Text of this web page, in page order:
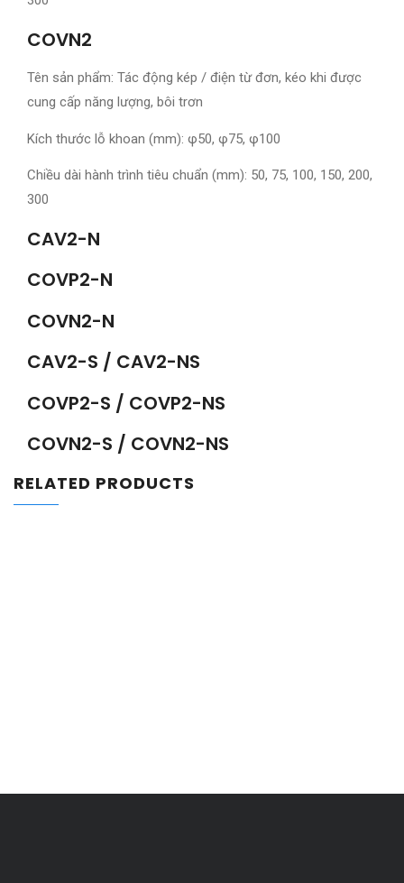
COVN2
Tên sản phẩm: Tác động kép / điện từ đơn, kéo khi được
cung cấp năng lượng, bôi trơn
Kích thước lỗ khoan (mm): φ50, φ75, φ100
Chiều dài hành trình tiêu chuẩn (mm): 50, 75, 100, 150, 200,
300
CAV2-N
COVP2-N
COVN2-N
CAV2-S / CAV2-NS
COVP2-S / COVP2-NS
COVN2-S / COVN2-NS
RELATED PRODUCTS